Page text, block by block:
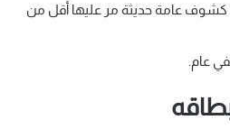
كشوف عامة حديثة مر عليها أقل من
عام.